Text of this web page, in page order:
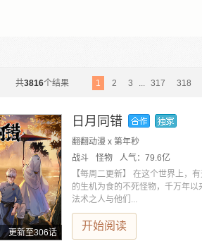
1 2 3 ... 317 318
共3816个结果
更新至306话
日月同错
翻翻动漫 x 第年秒
战斗
怪物 人气： 79.6亿
【每周二更新】 在这个世界上，
的生机为食的不死怪物，千万年以
法术之人与他们...
开始阅读